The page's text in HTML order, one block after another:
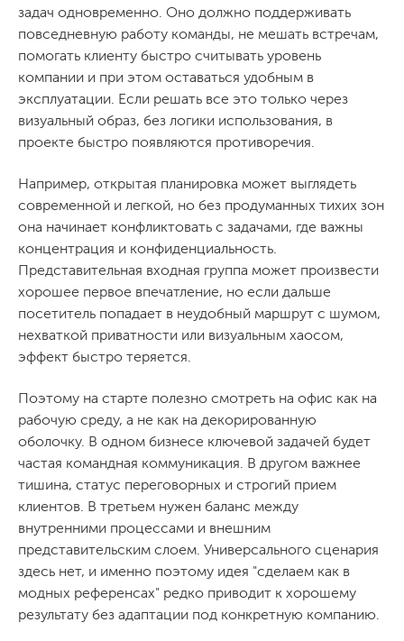
задач одновременно. Оно должно поддерживать
повседневную работу команды, не мешать встречам,
помогать клиенту быстро считывать уровень
компании и при этом оставаться удобным в
эксплуатации. Если решать все это только через
визуальный образ, без логики использования, в
проекте быстро появляются противоречия.
Например, открытая планировка может выглядеть
современной и легкой, но без продуманных тихих зон
она начинает конфликтовать с задачами, где важны
концентрация и конфиденциальность.
Представительная входная группа может произвести
хорошее первое впечатление, но если дальше
посетитель попадает в неудобный маршрут с шумом,
нехваткой приватности или визуальным хаосом,
эффект быстро теряется.
Поэтому на старте полезно смотреть на офис как на
рабочую среду, а не как на декорированную
оболочку. В одном бизнесе ключевой задачей будет
частая командная коммуникация. В другом важнее
тишина, статус переговорных и строгий прием
клиентов. В третьем нужен баланс между
внутренними процессами и внешним
представительским слоем. Универсального сценария
здесь нет, и именно поэтому идея "сделаем как в
модных референсах" редко приводит к хорошему
результату без адаптации под конкретную компанию.